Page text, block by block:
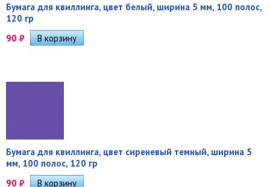
Бумага для квиллинга, цвет белый, ширина 5 мм, 100 полос,
120 гр
90 ₽
Бумага для квиллинга, цвет сиреневый темный, ширина 5
мм, 100 полос, 120 гр
90 ₽